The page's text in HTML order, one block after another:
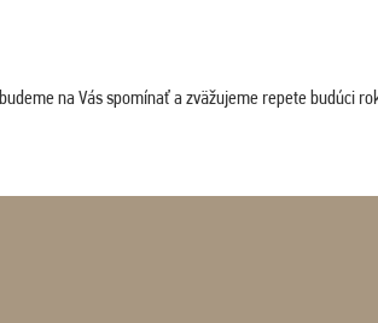
na Vás spomínať a zväžujeme repete budúci